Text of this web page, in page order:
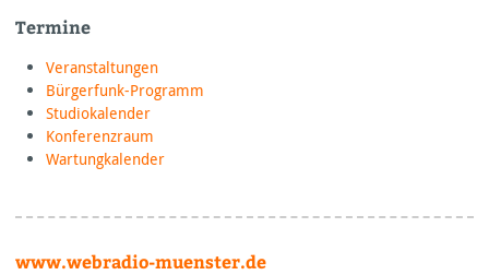
Termine
Veranstaltungen
Bürgerfunk-Programm
Studiokalender
Konferenzraum
Wartungkalender
www.webradio-muenster.de